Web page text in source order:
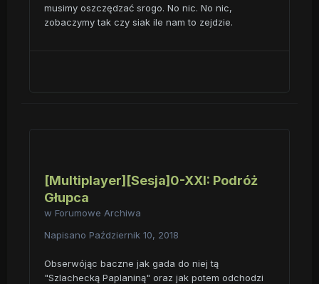
musimy oszczędzać srogo. No nic. No nic,
zobaczymy tak czy siak ile nam to zejdzie.
[Multiplayer][Sesja]0-XXI: Podróż
Głupca
w Forumowe Archiwa
Napisano Październik 10, 2018
Obserwójąc baczne jak gada do niej tą
"Szlachecką Paplaniną" oraz jak potem odchodzi